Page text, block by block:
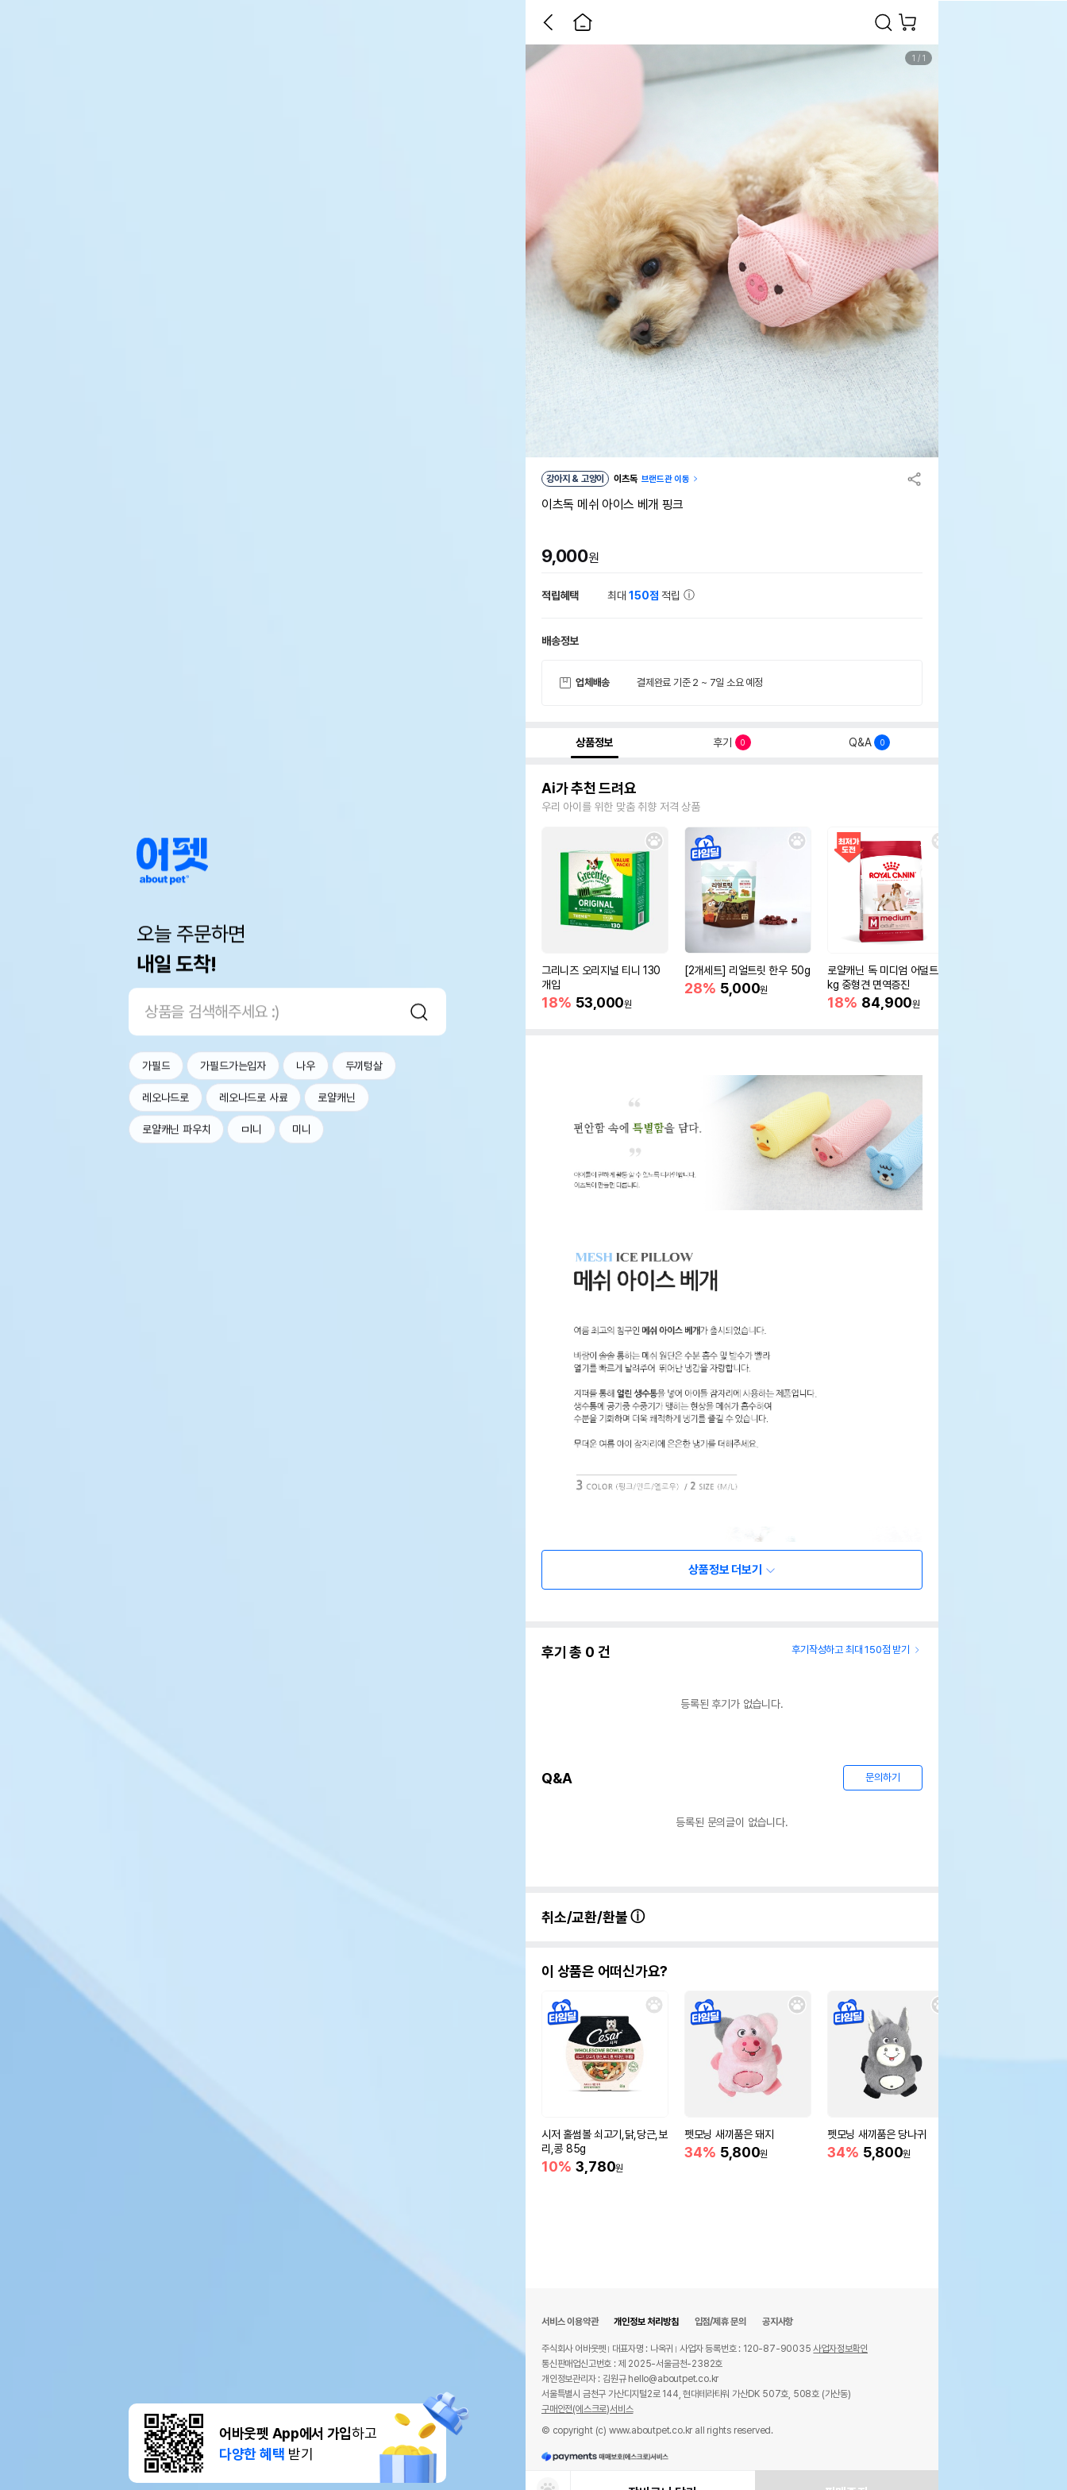
오늘 주문하면
내일 도착!
가필드 가필드가는입자 나우 두끼텅살
레오나드로 레오나드로 사료 로얄캐닌
로얄캐닌 파우치 ㅁl니 미니
어바웃펫 App에서 가입하고
다양한 혜택 받기
1 / 1
강아지 & 고양이 이츠독 브랜드관 이동
이츠독 메쉬 아이스 베개 핑크
9,000원
적립혜택 최대150점 적립
배송정보
업체배송 결제완료 기준 2 ~ 7일 소요 예정
상품정보 후기 0 Q&A 0
Ai가 추천 드려요
우리 아이를 위한 맞춤 취향 저격 상품
그리니즈 오리지널 티니 130
개입
18% 53,000원
[2개세트] 리얼트릿 한우 50g
28% 5,000원
로얄캐닌 독 미디엄 어덜트 10
kg 중형견 면역증진
18% 84,900원
상품정보 더보기
후기 총 0 건 후기작성하고 최대 150점 받기
등록된 후기가 없습니다.
Q&A 문의하기
등록된 문의글이 없습니다.
취소/교환/환불
이 상품은 어떠신가요?
시저 홀썸볼 쇠고기,닭,당근,보
리,콩 85g
10% 3,780원
펫모닝 새끼품은 돼지
34% 5,800원
펫모닝 새끼품은 당나귀
34% 5,800원
서비스 이용약관 개인정보 처리방침 입점/제휴 문의 공지사항
주식회사 어바웃펫 대표자명 : 나옥귀 사업자 등록번호 : 120-87-90035사업자정보확인
통신판매업신고번호 : 제 2025-서울금천-2382호
개인정보관리자 : 김원규 hello@aboutpet.co.kr
서울특별시 금천구 가산디지털2로 144, 현대테라타워 가산DK 507호, 508호 (가산동)
구매안전(에스크로)서비스
© copyright (c) www.aboutpet.co.kr all rights reserved.